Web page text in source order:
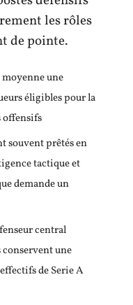
les rôles
de pointe.
une
éligibles pour la
offensifs
souvent prêtés en
tactique et
demande un
central
conservent une
de Serie A